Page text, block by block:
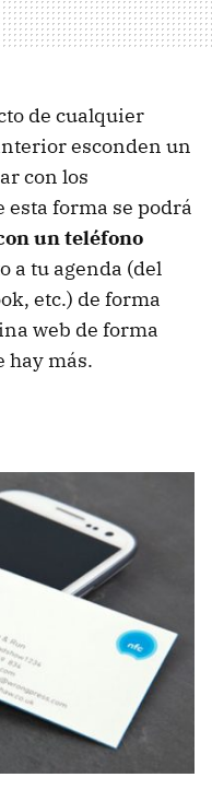
de cualquier
esconden un
con los
forma se podrá
un teléfono
a tu agenda (del
etc.) de forma
web de forma
hay más.